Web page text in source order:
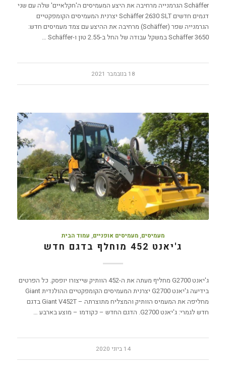
Schäffer הגרמנייה מרחיבה את היצע המעמיסים ה'חקלאיים' שלה עם שני
דגמים חדשים Schäffer 2630 SLT יצרנית המעמיסים הקומפקטיים
הגרמנייה שפר (Schäffer) מרחיבה את ההיצע עם צמד מעמיסים חדש:
Schäffer 3650 במשקל עבודה של החל ב-2.55 טון ו-Schäffer …
18 בנובמבר 2021
מעמיסים, מעמיסים אופניים, עמוד הבית
ג'יאנט 452 מוחלף בדגם חדש
ג'יאנט G2700 מחליף מעתה את ה-452 הוותיק שייצורו יופסק. כל הפרטים
בידיעה ג'יאנט G2700 יצרנית המעמיסים הקומפקטיים ההולנדית Giant
מחליפה את המעמיס הוותיק והמצליח מתוצרתה – Giant V452T בדגם
חדש לגמרי: ג'יאנט G2700. הדגם החדש – כקודמו – מוצע בארבע …
14 ביוני 2020